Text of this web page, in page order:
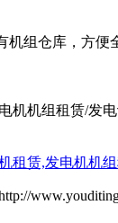
机组仓库，方便
机机组租赁/发
租赁,发电机机